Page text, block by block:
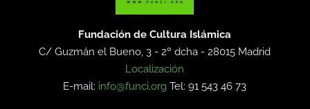
Fundación de Cultura Islámica
C/ Guzmán el Bueno, 3 - 2º dcha -28015 Madrid
Localización
E-mail: info@funci.org Tel: 91 543 46 73